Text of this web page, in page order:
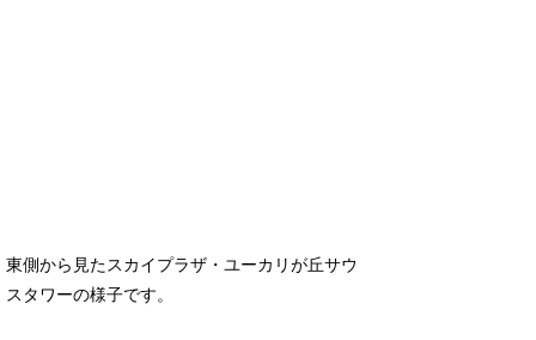
東側から見たスカイプラザ・ユーカリが丘サウ
スタワーの様子です。